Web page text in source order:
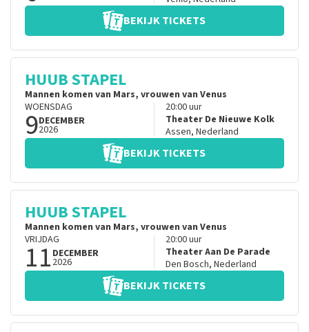
BEKIJK TICKETS
HUUB STAPEL
Mannen komen van Mars, vrouwen van Venus
WOENSDAG
9DECEMBER
2026
20:00uur
Theater De Nieuwe Kolk
Assen, Nederland
BEKIJK TICKETS
HUUB STAPEL
Mannen komen van Mars, vrouwen van Venus
VRIJDAG
11 DECEMBER
2026
20:00uur
Theater Aan De Parade
Den Bosch, Nederland
BEKIJK TICKETS